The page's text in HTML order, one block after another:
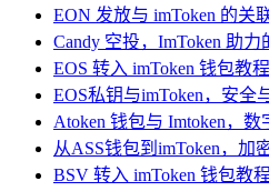
EON 发放与 imToken 的关
Candy 空投，ImToken 助
EOS 转入 imToken 钱包教
EOS私钥与imToken，安全
Atoken 钱包与 Imtoken，
从ASS钱包到imToken，加
BSV 转入 imToken 钱包教程